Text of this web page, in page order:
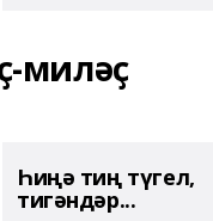
миләҫ
Һиңә тиң түгел,
тигәндәр...